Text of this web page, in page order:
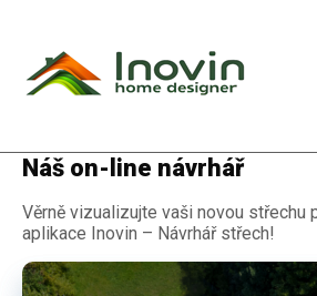
Náš on-line návrhář
Věrně vizualizujte vaši novou střechu
aplikace Inovin – Návrhář střech!